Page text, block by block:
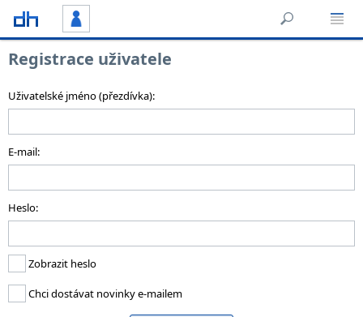
Registrace uživatele
Uživatelské jméno (přezdívka):
E-mail:
Heslo:
Zobrazit heslo
Chci dostávat novinky e-mailem